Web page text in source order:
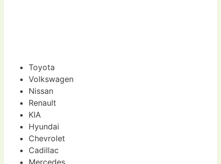
Toyota
Volkswagen
Nissan
Renault
KIA
Hyundai
Chevrolet
Cadillac